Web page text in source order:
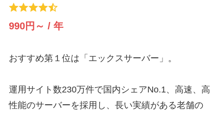
990円～ / 年
おすすめ第１位は「エックスサーバー」。
運用サイト数230万件で国内シェアNo.1、高速、高
性能のサーバーを採用し、長い実績がある老舗の